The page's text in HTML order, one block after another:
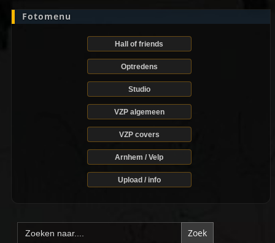
Fotomenu
Hall of friends
Optredens
Studio
VZP algemeen
VZP covers
Arnhem / Velp
Upload / info
Zoek
naar: